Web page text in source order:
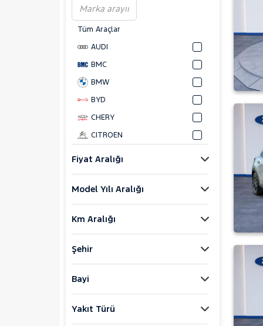
Tüm Araçlar
AUDI
BMC
BMW
BYD
CHERY
CITROEN
DAIHATSU
FIAT
FORD
E-Tourneo Courier
E-Transit
Fiyat Aralığı
Model Yılı Aralığı
Km Aralığı
Şehir
Bayi
Yakıt Türü